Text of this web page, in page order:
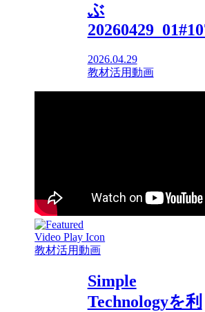
ぶ
2026.04.29
教材活用動画
教材活用動画
Simple
Technologyを利